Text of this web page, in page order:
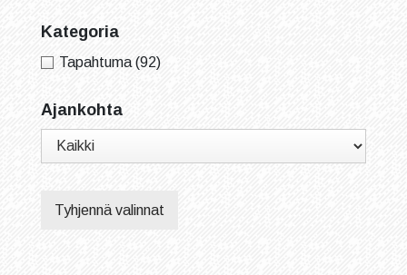
Kategoria
Tapahtuma (92)
Ajankohta
Tyhjennä valinnat